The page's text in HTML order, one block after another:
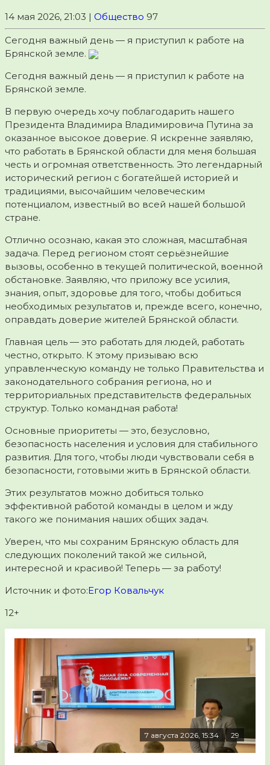
14 мая 2026, 21:03 | Общество 97
Сегодня важный день — я приступил к работе на
Брянской земле.
Сегодня важный день — я приступил к работе на
Брянской земле.
В первую очередь хочу поблагодарить нашего
Президента Владимира Владимировича Путина за
оказанное высокое доверие. Я искренне заявляю,
что работать в Брянской области для меня большая
честь и огромная ответственность. Это легендарный
исторический регион с богатейшей историей и
традициями, высочайшим человеческим
потенциалом, известный во всей нашей большой
стране.
Отлично осознаю, какая это сложная, масштабная
задача. Перед регионом стоят серьёзнейшие
вызовы, особенно в текущей политической, военной
обстановке. Заявляю, что приложу все усилия,
знания, опыт, здоровье для того, чтобы добиться
необходимых результатов и, прежде всего, конечно,
оправдать доверие жителей Брянской области.
Главная цель — это работать для людей, работать
честно, открыто. К этому призываю всю
управленческую команду не только Правительства и
законодательного собрания региона, но и
территориальных представительств федеральных
структур. Только командная работа!
Основные приоритеты — это, безусловно,
безопасность населения и условия для стабильного
развития. Для того, чтобы люди чувствовали себя в
безопасности, готовыми жить в Брянской области.
Этих результатов можно добиться только
эффективной работой команды в целом и жду
такого же понимания наших общих задач.
Уверен, что мы сохраним Брянскую область для
следующих поколений такой же сильной,
интересной и красивой! Теперь — за работу!
Источник и фото:Егор Ковальчук
12+
7 августа 2026, 15:34 29